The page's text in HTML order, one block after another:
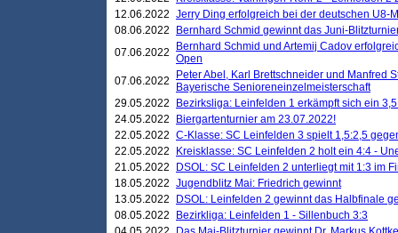
12.06.2022 Jerry Ding erfolgreich bei der deutschen U8-
08.06.2022
Bernhard Schmid gewinnt das Juni-
07.06.2022
Bernhard Schmid und Artemij Cadov
Open
07.06.2022
Peter Abel, Karl Brettschneider und Manfred
Bayerische Senioreneinzelmeisterschaft
29.05.2022
Bezirksliga: Leinfelden 1 erkämpft sich ein
24.05.2022
Biergartenturnier am 23.07.2022!
22.05.2022 C-Klasse: SC Leinfelden 3 spielt 1,5:2,5
22.05.2022
Kreisklasse: SC Leinfelden 2 holt ein 4:4 -
21.05.2022
DSOL: SC Leinfelden 2 unterliegt mit 1:3 im
18.05.2022 Jugendblitz Mai: Friedrich gewinnt
13.05.2022
DSOL: Leinfelden 2 gewinnt das Halbfinale
08.05.2022
Bezirkliga: Leinfelden 1 - Sillenbuch 3:3